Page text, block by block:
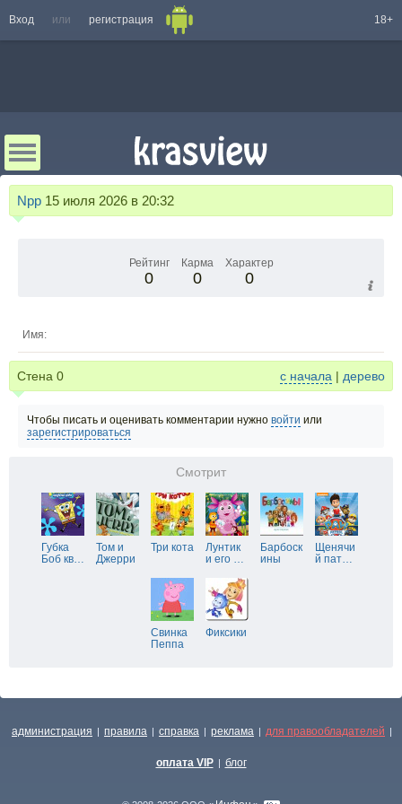
Вход или регистрация 18+
Npp 15 июля 2026 в 20:32
Рейтинг
0
Карма
0
Характер
0
Имя:
Стена 0 с начала | дерево
Чтобы писать и оценивать комментарии нужно войти или
зарегистрироваться
Смотрит
Губка
Боб кв…
Том и
Джерри
Три кота
Лунтик
и его …
Барбоск
ины
Щенячи
й пат…
Свинка
Пеппа
Фиксики
администрация | правила | справка | реклама | для правообладателей |
оплата VIP | блог